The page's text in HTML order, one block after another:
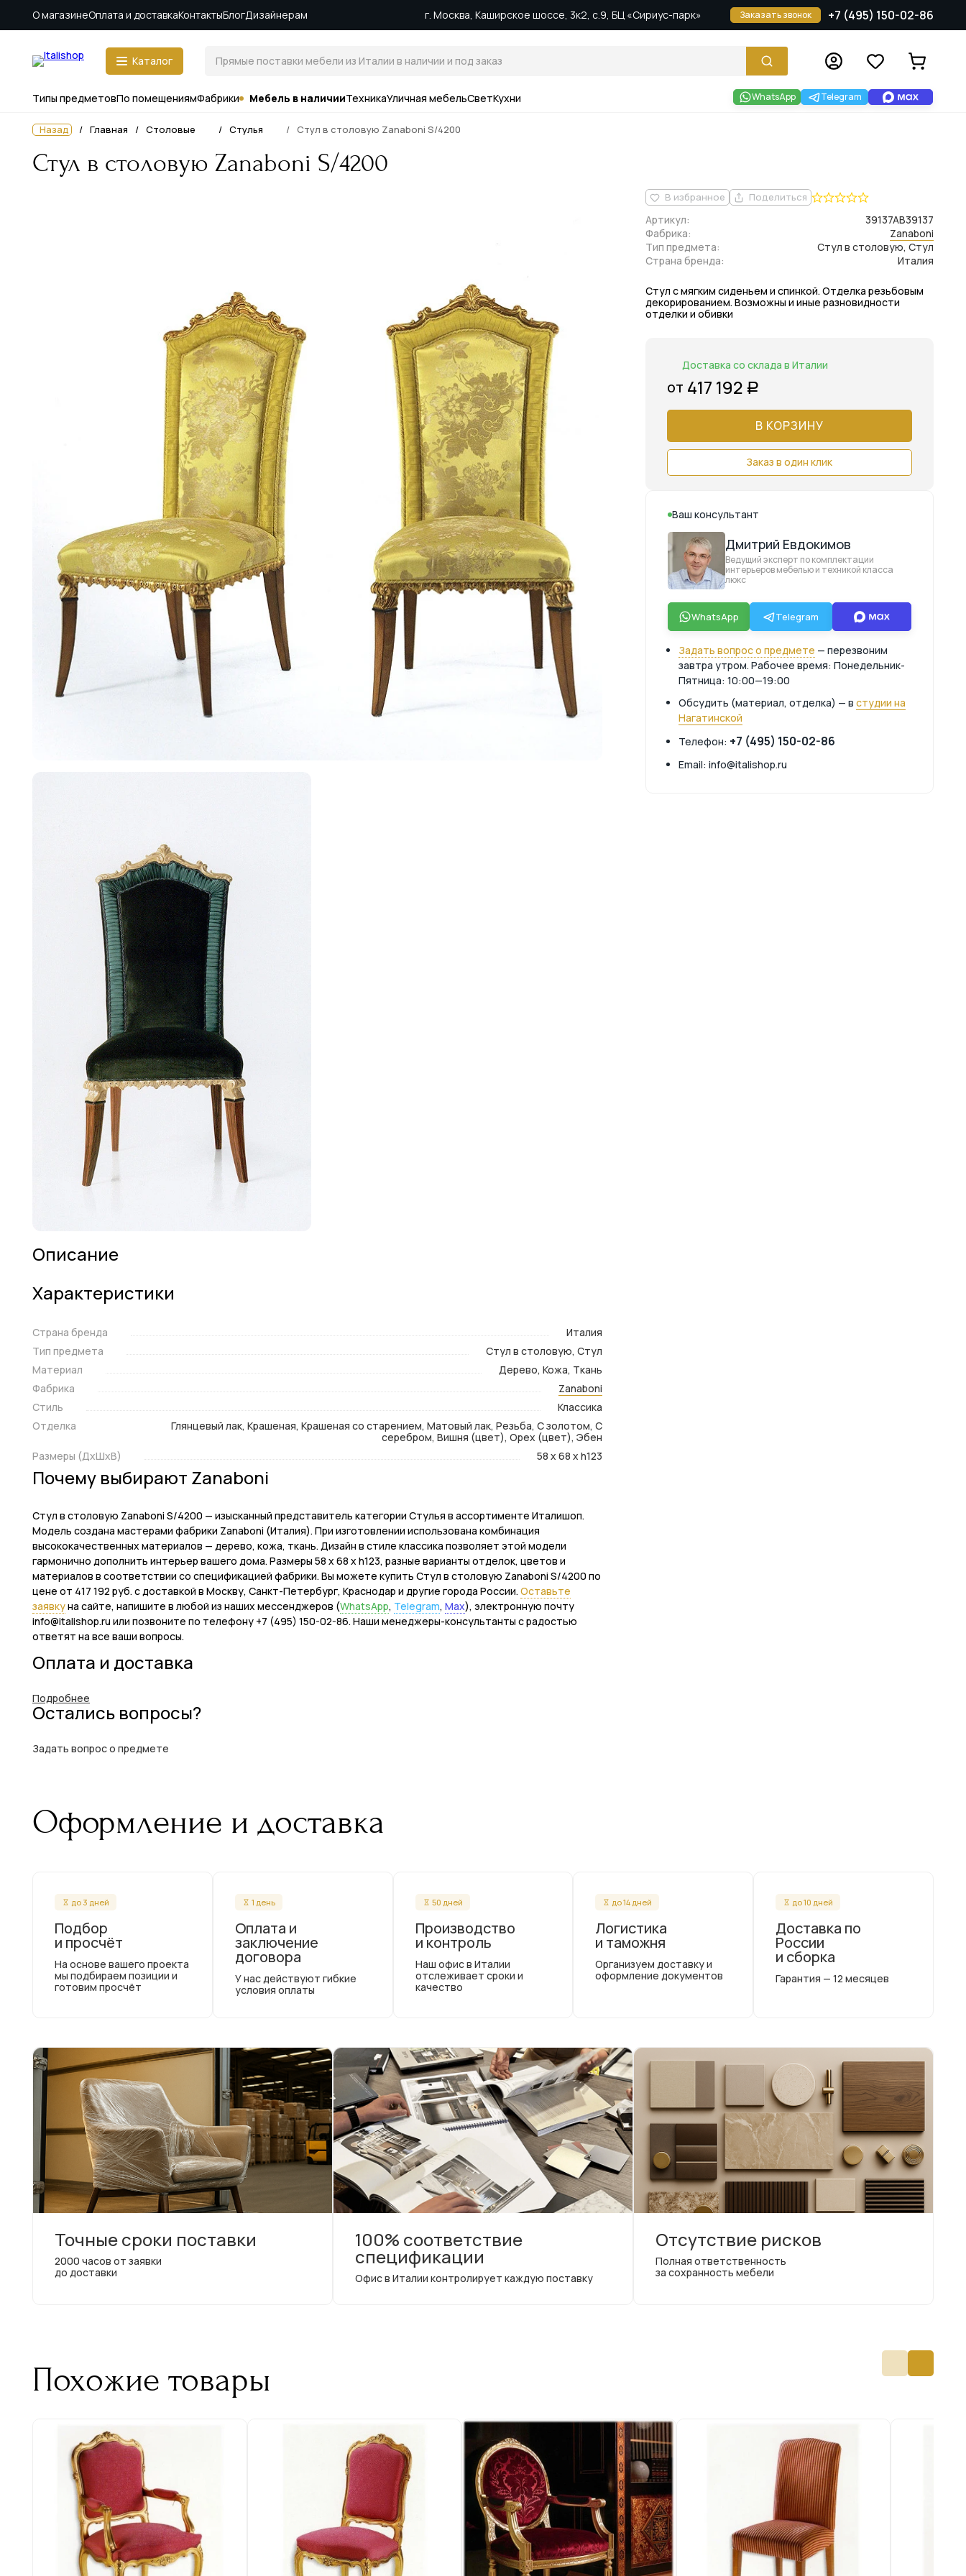
О магазинеОплата и доставкаКонтактыБлогДизайнерам г. Москва, Каширское шоссе, 3к2, с.9, БЦ «Сириус-парк» Заказать звонок +7 (495) 150-02-86
Каталог
Типы предметовПо помещениямФабрики Мебель в наличииТехникаУличная мебельСветКухни WhatsApp Telegram
Назад Главная Столовые Стулья Стул в столовую Zanaboni S/4200
Стул в столовую Zanaboni S/4200
Описание
Характеристики
Страна бренда
Италия
Тип предмета
Стул в столовую, Стул
Материал
Дерево, Кожа, Ткань
Фабрика
Zanaboni
Стиль
Классика
Отделка
Глянцевый лак, Крашеная, Крашеная со старением, Матовый лак, Резьба, С золотом, С
серебром, Вишня (цвет), Орех (цвет), Эбен
Размеры (ДxШxВ)
58 x 68 x h123
Почему выбирают Zanaboni
Стул в столовую Zanaboni S/4200 — изысканный представитель категории Стулья в ассортименте Италишоп.
Модель создана мастерами фабрики Zanaboni (Италия). При изготовлении использована комбинация
высококачественных материалов — дерево, кожа, ткань. Дизайн в стиле классика позволяет этой модели
гармонично дополнить интерьер вашего дома. Размеры 58 x 68 x h123, разные варианты отделок, цветов и
материалов в соответствии со спецификацией фабрики. Вы можете купить Стул в столовую Zanaboni S/4200 по
цене от 417 192 руб. с доставкой в Москву, Санкт-Петербург, Краснодар и другие города России. Оставьте
заявкуна сайте, напишите в любой из наших мессенджеров (WhatsApp, Telegram, Max), электронную почту
info@italishop.ru или позвоните по телефону +7 (495) 150-02-86. Наши менеджеры-консультанты с радостью
ответят на все ваши вопросы.
Оплата и доставка
Подробнее
Остались вопросы?
Задать вопрос о предмете
В избранное Поделиться
Фабрика: Zanaboni
Артикул:
39137AB39137
Тип предмета:
Стул в столовую, Стул
Страна бренда:
Италия
Стул с мягким сиденьем и спинкой. Отделка резьбовым
декорированием. Возможны и иные разновидности
отделки и обивки
Доставка со склада в Италии
от 417 192 Р
В КОРЗИНУ
Заказ в один клик
Ваш консультант
Дмитрий Евдокимов
Ведущий эксперт по комплектации
интерьеров мебелью и техникой класса
люкс
WhatsApp Telegram
Задать вопрос о предмете — перезвоним
завтра утром. Рабочее время: Понедельник-
Пятница: 10:00—19:00
Обсудить (материал, отделка) — в студии на
Нагатинской
Телефон: +7 (495) 150-02-86
Email: info@italishop.ru
Оформление и доставка
до 3 дней
Подбор
и просчёт
На основе вашего проекта
мы подбираем позиции и
готовим просчёт
1 день
Оплата и
заключение
договора
У нас действуют гибкие
условия оплаты
50 дней
Производство
и контроль
Наш офис в Италии
отслеживает сроки и
качество
до 14 дней
Логистика
и таможня
Организуем доставку и
оформление документов
до 10 дней
Доставка по
России
и сборка
Гарантия — 12 месяцев
Точные сроки поставки
2000 часов от заявки
до доставки
100% соответствие
спецификации
Офис в Италии контролирует каждую поставку
Отсутствие рисков
Полная ответственность
за сохранность мебели
Похожие товары